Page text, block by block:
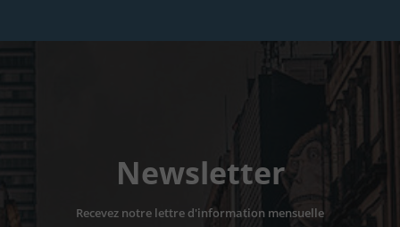
Newsletter
Recevez notre lettre d'information mensuelle